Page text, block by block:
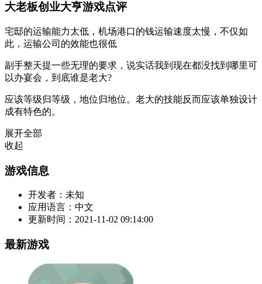
大老板创业大亨游戏点评
宅邸的运输能力太低，机场港口的钱运输速度太慢，不仅如
此，运输公司的效能也很低
副手整天提一些无理的要求，说实话我到现在都没找到哪里可
以办宴会，到底谁是老大?
应该等级归等级，地位归地位。老大的技能反而应该单独设计
成有特色的。
展开全部
收起
游戏信息
开发者： 未知
应用语言： 中文
更新时间： 2021-11-02 09:14:00
最新游戏